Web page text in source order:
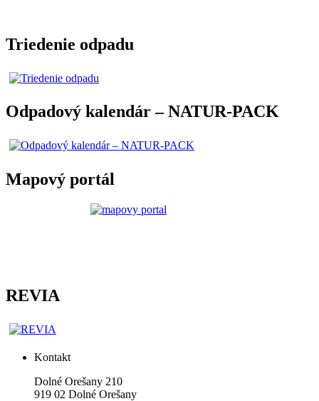
Triedenie odpadu
Odpadový kalendár – NATUR-PACK
Mapový portál
REVIA
Kontakt
Dolné Orešany 210
919 02 Dolné Orešany